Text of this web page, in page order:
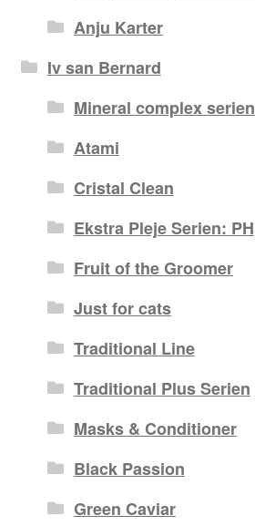
Anju Karter
Iv san Bernard
Mineral complex serien
Atami
Cristal Clean
Ekstra Pleje Serien: PH
Fruit of the Groomer
Just for cats
Traditional Line
Traditional Plus Serien
Masks & Conditioner
Black Passion
Green Caviar